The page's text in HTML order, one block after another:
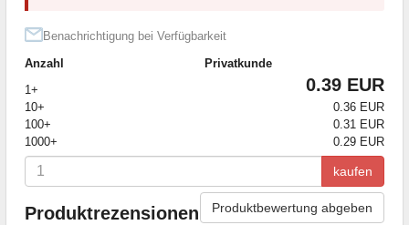
Benachrichtigung bei Verfügbarkeit
Anzahl
Privatkunde
1+
0.39 EUR
10+
0.36 EUR
100+
0.31 EUR
1000+
0.29 EUR
kaufen
Produktrezensionen Produktbewertung abgeben